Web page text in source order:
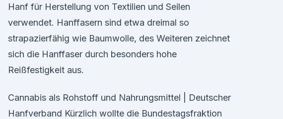
Hanf für Herstellung von Textilien und Seilen
verwendet. Hanffasern sind etwa dreimal so
strapazierfähig wie Baumwolle, des Weiteren zeichnet
sich die Hanffaser durch besonders hohe
Reißfestigkeit aus.
Cannabis als Rohstoff und Nahrungsmittel | Deutscher
Hanfverband Kürzlich wollte die Bundestagsfraktion